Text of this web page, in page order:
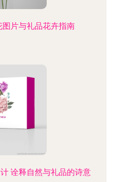
片与礼品花卉指南
诠释自然与礼品的诗意